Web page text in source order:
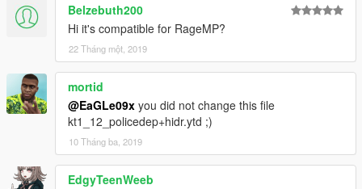
Belzebuth200
Hi it's compatible for RageMP?
22 Tháng một, 2019
mortid
@EaGLe09x you did not change this file
kt1_12_policedep+hidr.ytd ;)
10 Tháng ba, 2019
EdgyTeenWeeb